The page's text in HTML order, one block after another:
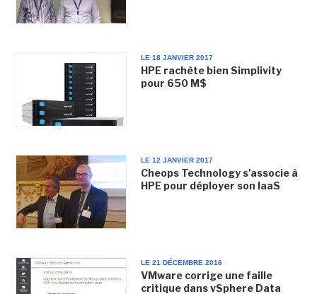
LE 18 JANVIER 2017
HPE rachète bien Simplivity
pour 650 M$
LE 12 JANVIER 2017
Cheops Technology s'associe à
HPE pour déployer son IaaS
LE 21 DÉCEMBRE 2016
VMware corrige une faille
critique dans vSphere Data